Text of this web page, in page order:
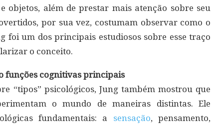
objetos, além de prestar mais atenção sobre seu
por sua vez, costumam observar como o
foi um dos principais estudiosos sobre esse traço
o conceito.
funções cognitivas principais
“tipos” psicológicos, Jung também mostrou que
o mundo de maneiras distintas. Ele
fundamentais: a sensação, pensamento,